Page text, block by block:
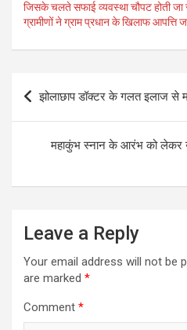
जिसके चलते सफाई व्यवस्था चौपट होती जा
ग्रामीणों ने ग्राम प्रधान के खिलाफ आपत्ति
Post
navigation
झोलाछाप डॉक्टर के गलत इलाज से
महाकुंभ स्नान के आरंभ को लेकर
Leave a Reply
Your email address will not be
are marked *
Comment *